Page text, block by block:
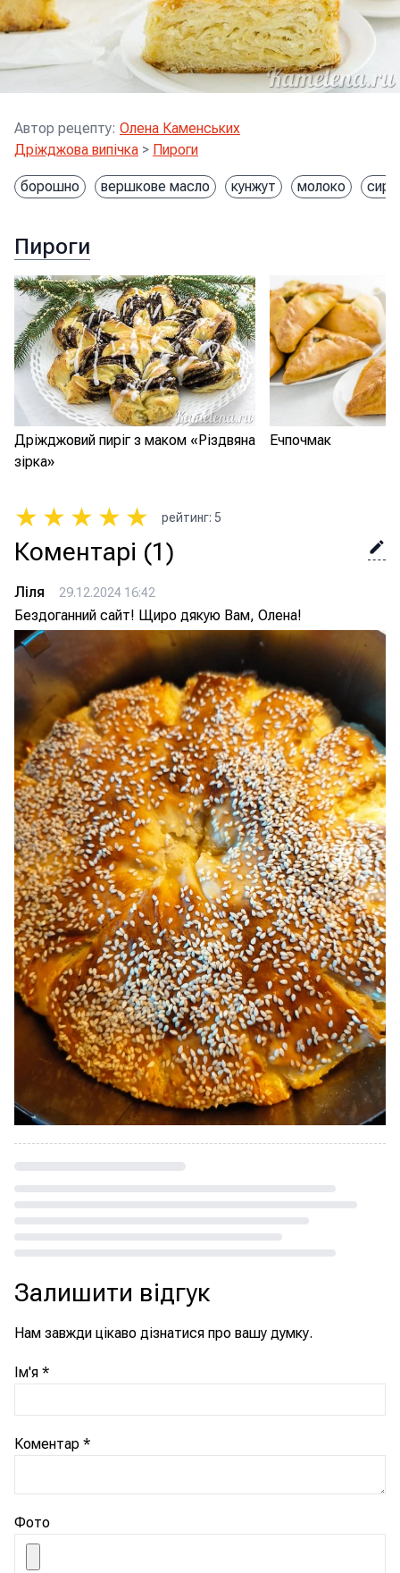
Автор рецепту: Олена Каменських
Дріжджова випічка > Пироги
борошно вершкове масло кунжут молоко сир
Пироги
Дріжджовий пиріг з маком «Різдвяна
зірка»
Ечпочмак
★ ★ ★ ★ ★ рейтинг: 5
Коментарі (1)
Ліля 29.12.2024 16:42
Бездоганний сайт! Щиро дякую Вам, Олена!
Залишити відгук
Нам завжди цікаво дізнатися про вашу думку.
Ім'я *
Коментар *
Фото